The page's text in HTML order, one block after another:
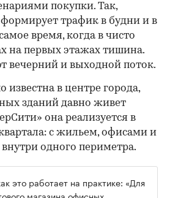
покупки. Так,
трафик в будни и в
время, когда в чисто
на первых этажах тишина.
вечерний и выходной поток.
известна в центре города,
зданий давно живет
она реализуется в
с жильем, офисами и
одного периметра.
это работает на практике: «Для